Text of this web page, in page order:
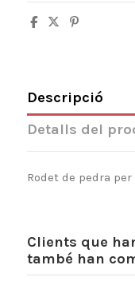
Descripció
Detalls del
Rodet de pedra
Clients que
també han